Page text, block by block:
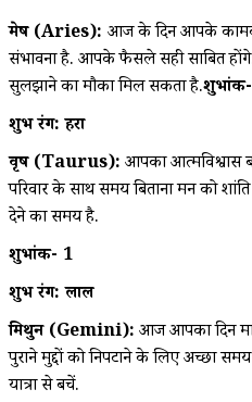
मेष (Aries): आज के दिन आपके
संभावना है. आपके फैसले सही साबित होंगे.
सुलझाने का मौका मिल सकता है.
शुभ रंग: हरा
वृष (Taurus): आपका आत्मविश्वास
परिवार के साथ समय बिताना मन को शांति
देने का समय है.
शुभांक- 1
शुभ रंग: लाल
मिथुन (Gemini): आज आपका दिन
पुराने मुद्दों को निपटाने के लिए अच्छा
यात्रा से बचें.